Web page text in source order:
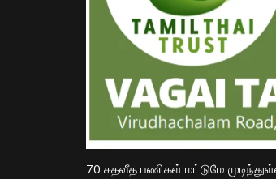
70 சதவீத பணிகள் மட்டுமே